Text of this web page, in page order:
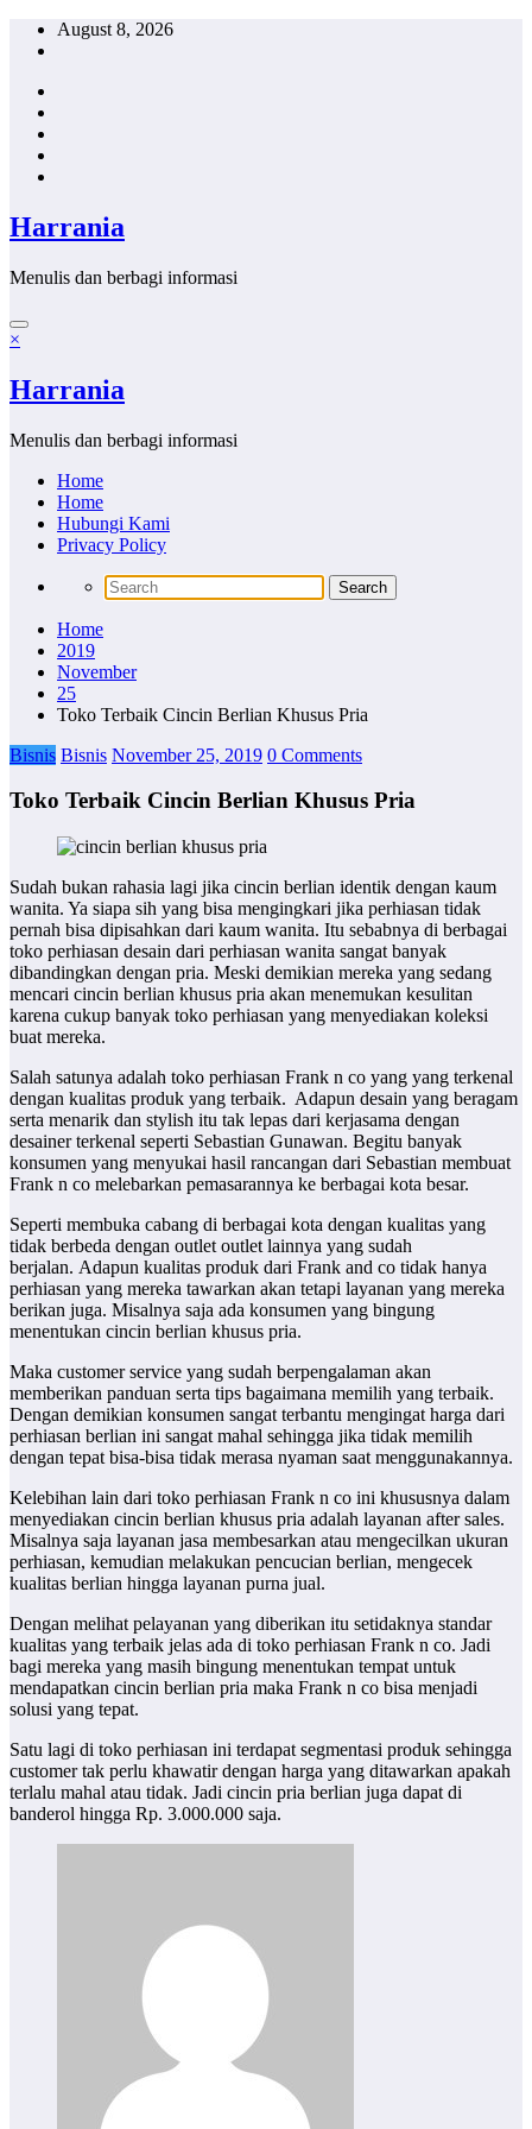
Skip
August 8, 2026
Harrania
Menulis dan berbagi informasi
×
Harrania
Menulis dan berbagi informasi
Home
Home
Hubungi Kami
Privacy Policy
Home
2019
November
25
Toko Terbaik Cincin Berlian Khusus Pria
Bisnis Bisnis November 25, 2019 0 Comments
Toko Terbaik Cincin Berlian Khusus Pria
Sudah bukan rahasia lagi jika cincin berlian identik dengan kaum
wanita. Ya siapa sih yang bisa mengingkari jika perhiasan tidak
pernah bisa dipisahkan dari kaum wanita. Itu sebabnya di berbagai
toko perhiasan desain dari perhiasan wanita sangat banyak
dibandingkan dengan pria. Meski demikian mereka yang sedang
mencari cincin berlian khusus pria akan menemukan kesulitan
karena cukup banyak toko perhiasan yang menyediakan koleksi
buat mereka.
Salah satunya adalah toko perhiasan Frank n co yang yang terkenal
dengan kualitas produk yang terbaik. Adapun desain yang beragam
serta menarik dan stylish itu tak lepas dari kerjasama dengan
desainer terkenal seperti Sebastian Gunawan. Begitu banyak
konsumen yang menyukai hasil rancangan dari Sebastian membuat
Frank n co melebarkan pemasarannya ke berbagai kota besar.
Seperti membuka cabang di berbagai kota dengan kualitas yang
tidak berbeda dengan outlet outlet lainnya yang sudah
berjalan. Adapun kualitas produk dari Frank and co tidak hanya
perhiasan yang mereka tawarkan akan tetapi layanan yang mereka
berikan juga. Misalnya saja ada konsumen yang bingung
menentukan cincin berlian khusus pria.
Maka customer service yang sudah berpengalaman akan
memberikan panduan serta tips bagaimana memilih yang terbaik.
Dengan demikian konsumen sangat terbantu mengingat harga dari
perhiasan berlian ini sangat mahal sehingga jika tidak memilih
dengan tepat bisa-bisa tidak merasa nyaman saat menggunakannya.
Kelebihan lain dari toko perhiasan Frank n co ini khususnya dalam
menyediakan cincin berlian khusus pria adalah layanan after sales.
Misalnya saja layanan jasa membesarkan atau mengecilkan ukuran
perhiasan, kemudian melakukan pencucian berlian, mengecek
kualitas berlian hingga layanan purna jual.
Dengan melihat pelayanan yang diberikan itu setidaknya standar
kualitas yang terbaik jelas ada di toko perhiasan Frank n co. Jadi
bagi mereka yang masih bingung menentukan tempat untuk
mendapatkan cincin berlian pria maka Frank n co bisa menjadi
solusi yang tepat.
Satu lagi di toko perhiasan ini terdapat segmentasi produk sehingga
customer tak perlu khawatir dengan harga yang ditawarkan apakah
terlalu mahal atau tidak. Jadi cincin pria berlian juga dapat di
banderol hingga Rp. 3.000.000 saja.